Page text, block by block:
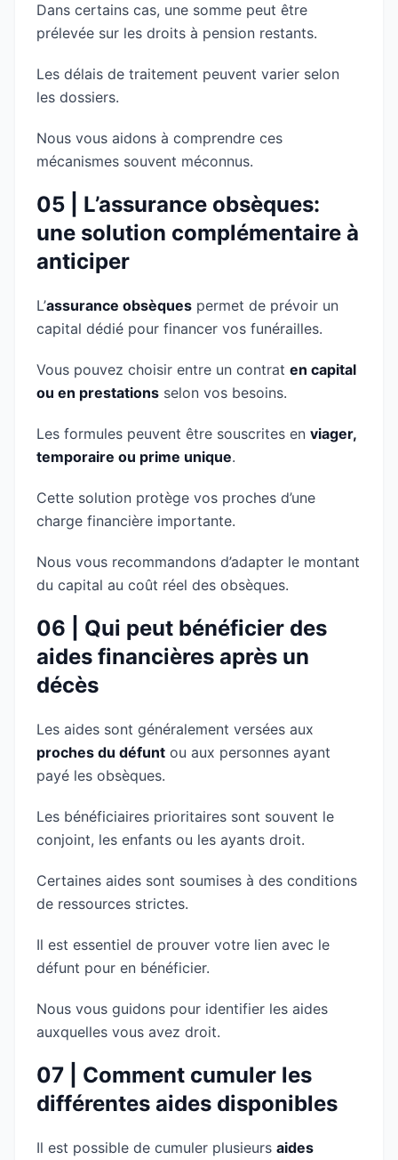
Dans certains cas, une somme peut être
prélevée sur les droits à pension restants.
Les délais de traitement peuvent varier selon
les dossiers.
Nous vous aidons à comprendre ces
mécanismes souvent méconnus.
05 | L’assurance obsèques:
une solution complémentaire à
anticiper
L’assurance obsèques permet de prévoir un
capital dédié pour financer vos funérailles.
Vous pouvez choisir entre un contrat en capital
ou en prestations selon vos besoins.
Les formules peuvent être souscrites en viager,
temporaire ou prime unique.
Cette solution protège vos proches d’une
charge financière importante.
Nous vous recommandons d’adapter le montant
du capital au coût réel des obsèques.
06 | Qui peut bénéficier des
aides financières après un
décès
Les aides sont généralement versées aux
proches du défunt ou aux personnes ayant
payé les obsèques.
Les bénéficiaires prioritaires sont souvent le
conjoint, les enfants ou les ayants droit.
Certaines aides sont soumises à des conditions
de ressources strictes.
Il est essentiel de prouver votre lien avec le
défunt pour en bénéficier.
Nous vous guidons pour identifier les aides
auxquelles vous avez droit.
07 | Comment cumuler les
différentes aides disponibles
Il est possible de cumuler plusieurs aides